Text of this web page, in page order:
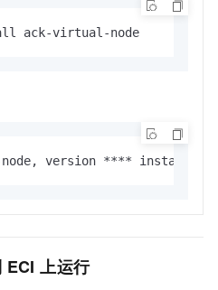
ack-virtual-node
version **** installed.
ECI 上运行